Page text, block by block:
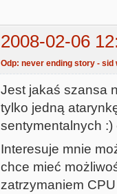
2008-02-06
Odp: never ending story - sid
Jest jakaś szansa
tylko jedną
sentymentalnych
Interesuje mnie
chce mieć
zatrzymaniem